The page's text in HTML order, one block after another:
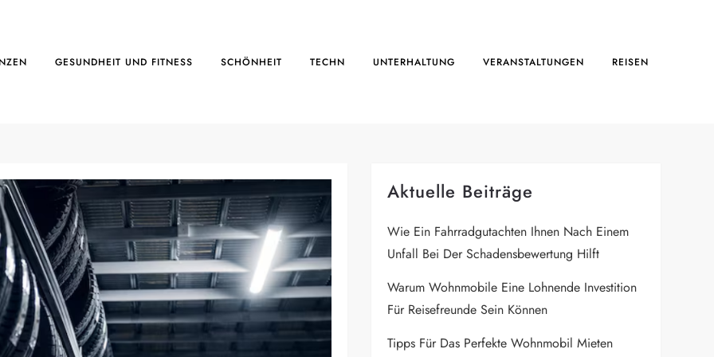
GESUNDHEIT UND FITNESS SCHÖNHEIT TECHN UNTERHALTUNG VERANSTALTUNGEN REISEN
Aktuelle Beiträge
Wie Ein Fahrradgutachten Ihnen Nach Einem
Unfall Bei Der Schadensbewertung Hilft
Warum Wohnmobile Eine Lohnende Investition
Für Reisefreunde Sein Können
Tipps Für Das Perfekte Wohnmobil Mieten